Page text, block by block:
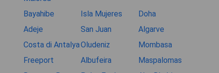
Bayahibe Isla Mujeres
Doha
Adeje
San Juan
Algarve
Costa di AntalyaOludeniz
Mombasa
Freeport
Albufeira
Maspalomas